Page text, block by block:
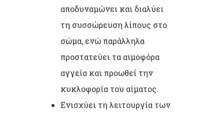
αποδυναμώνει και διαλύει
τη συσσώρευση λίπους στο
σώμα, ενώ παράλληλα
προστατεύει τα αιμοφόρα
αγγεία και προωθεί την
κυκλοφορία του αίματος.
Ενισχύει τη λειτουργία των